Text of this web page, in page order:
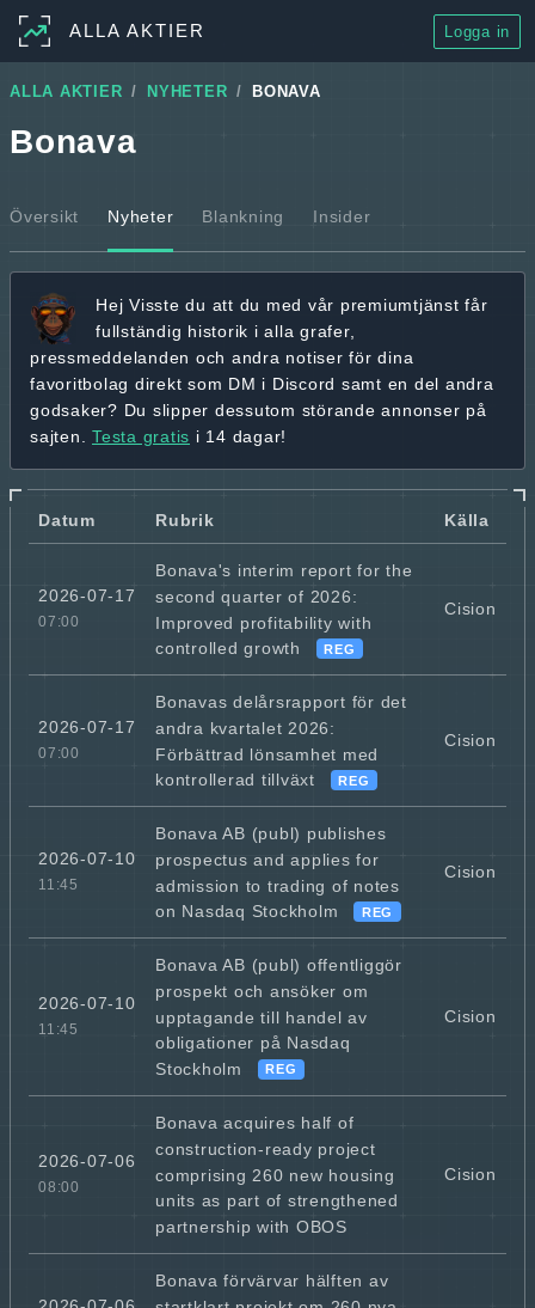
ALLA AKTIER Logga in
ALLA AKTIER NYHETER BONAVA
Bonava
Översikt Nyheter Blankning Insider
Hej Visste du att du med vår premiumtjänst får
fullständig historik i alla grafer,
pressmeddelanden och andra notiser för dina
favoritbolag direkt som DM i Discord samt en del andra
godsaker? Du slipper dessutom störande annonser på
sajten. Testa gratis i 14 dagar!
Datum Rubrik Källa
2026-07-17
07:00
Bonava's interim report for the
second quarter of 2026:
Improved profitability with
controlled growth
REG
Cision
2026-07-17
07:00
Bonavas delårsrapport för det
andra kvartalet 2026:
Förbättrad lönsamhet med
kontrollerad tillväxt
REG
Cision
2026-07-10
11:45
Bonava AB (publ) publishes
prospectus and applies for
admission to trading of notes
on Nasdaq Stockholm
REG
Cision
2026-07-10
11:45
Bonava AB (publ) offentliggör
prospekt och ansöker om
upptagande till handel av
obligationer på Nasdaq
Stockholm
REG
Cision
2026-07-06
08:00
Bonava acquires half of
construction-ready project
comprising 260 new housing
units as part of strengthened
partnership with OBOS
Cision
Bonava förvärvar hälften av